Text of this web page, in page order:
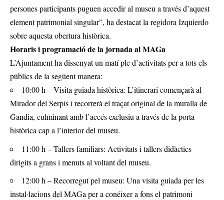
persones participants puguen accedir al museu a través d’aquest
element patrimonial singular”, ha destacat la regidora Izquierdo
sobre aquesta obertura històrica.
Horaris i programació de la jornada al MAGa
L’Ajuntament ha dissenyat un matí ple d’activitats per a tots els
públics de la següent manera:
10:00 h – Visita guiada històrica: L’itinerari començarà al
Mirador del Serpis i recorrerà el traçat original de la muralla de
Gandia, culminant amb l’accés exclusiu a través de la porta
històrica cap a l’interior del museu.
11:00 h – Tallers familiars: Activitats i tallers didàctics
dirigits a grans i menuts al voltant del museu.
12:00 h – Recorregut pel museu: Una visita guiada per les
instal·lacions del MAGa per a conéixer a fons el patrimoni